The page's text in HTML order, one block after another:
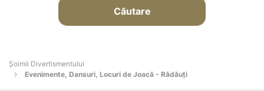
Căutare
Şoimii Divertismentului
Evenimente, Dansuri, Locuri de Joacă - Rădăuţi